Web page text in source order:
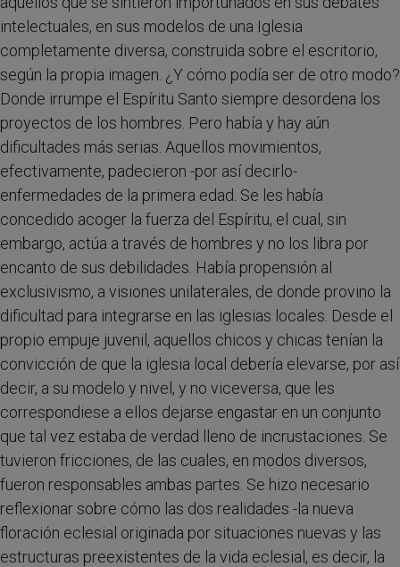
intelectuales, en sus modelos de una Iglesia
completamente diversa, construida sobre el escritorio,
según la propia imagen. ¿Y cómo podía ser de otro modo?
Donde irrumpe el Espíritu Santo siempre desordena los
proyectos de los hombres. Pero había y hay aún
dificultades más serias. Aquellos movimientos,
efectivamente, padecieron -por así decirlo-
enfermedades de la primera edad. Se les había
concedido acoger la fuerza del Espíritu, el cual, sin
embargo, actúa a través de hombres y no los libra por
encanto de sus debilidades. Había propensión al
exclusivismo, a visiones unilaterales, de donde provino la
dificultad para integrarse en las iglesias locales. Desde el
propio empuje juvenil, aquellos chicos y chicas tenían la
convicción de que la iglesia local debería elevarse, por así
decir, a su modelo y nivel, y no viceversa, que les
correspondiese a ellos dejarse engastar en un conjunto
que tal vez estaba de verdad lleno de incrustaciones. Se
tuvieron fricciones, de las cuales, en modos diversos,
fueron responsables ambas partes. Se hizo necesario
reflexionar sobre cómo las dos realidades -la nueva
floración eclesial originada por situaciones nuevas y las
estructuras preexistentes de la vida eclesial, es decir, la